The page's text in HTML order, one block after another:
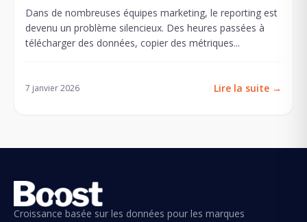
Dans de nombreuses équipes marketing, le reporting est
devenu un problème silencieux. Des heures passées à
télécharger des données, copier des métriques...
7 janvier 2026 Lire la suite →
Croissance basée sur les données pour les marques